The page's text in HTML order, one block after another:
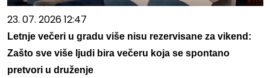
23. 07. 2026 12:47
Letnje večeri u gradu više nisu rezervisane za vikend:
Zašto sve više ljudi bira večeru koja se spontano
pretvori u druženje